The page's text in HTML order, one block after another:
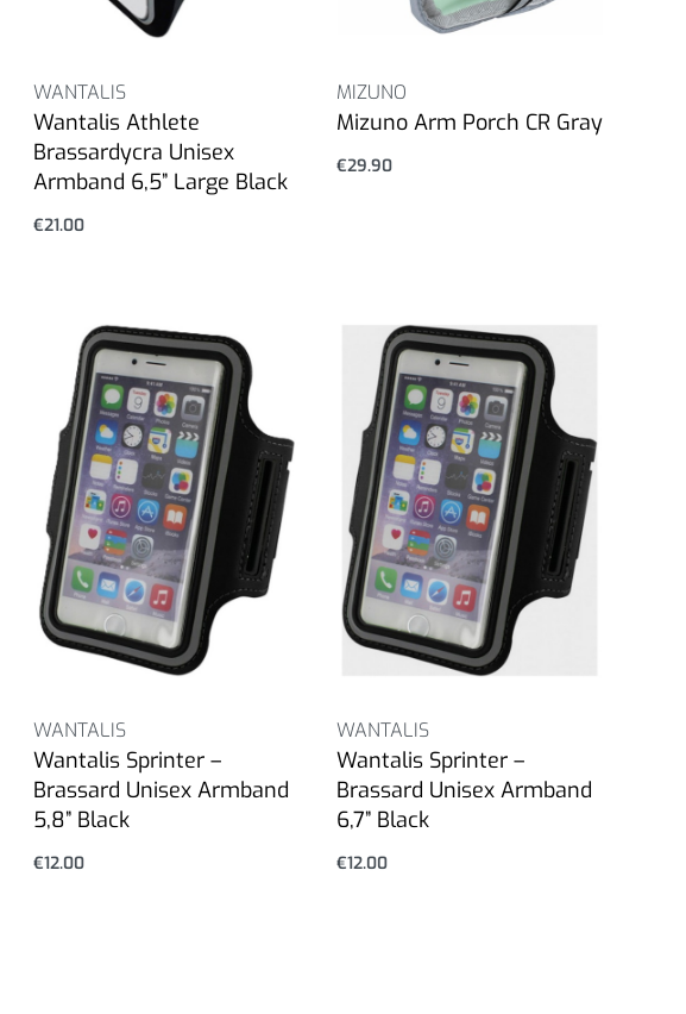
WANTALIS
Wantalis Athlete
Brassardycra Unisex
Armband 6,5” Large Black
€21.00
MIZUNO
Mizuno Arm Porch CR Gray
€29.90
WANTALIS
Wantalis Sprinter –
Brassard Unisex Armband
5,8” Black
€12.00
WANTALIS
Wantalis Sprinter –
Brassard Unisex Armband
6,7” Black
€12.00